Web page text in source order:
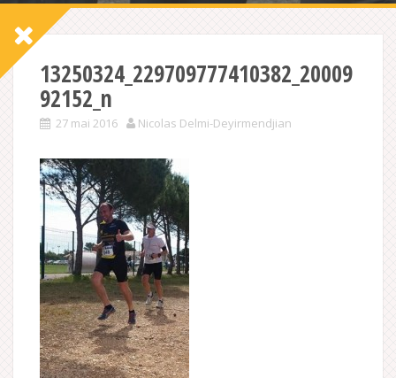
13250324_229709777410382_20009
92152_n
27 mai 2016 Nicolas Delmi-Deyirmendjian